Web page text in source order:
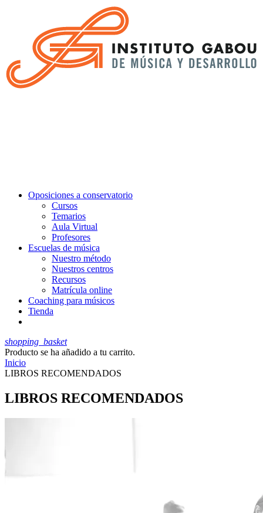
Oposiciones a conservatorio
Cursos
Temarios
Aula Virtual
Profesores
Escuelas de música
Nuestro método
Nuestros centros
Recursos
Matrícula online
Coaching para músicos
Tienda
shopping_basket
Producto se ha añadido a tu carrito.
Inicio
LIBROS RECOMENDADOS
LIBROS RECOMENDADOS